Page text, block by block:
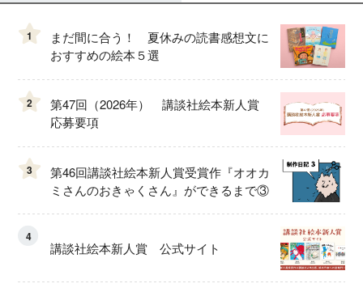
1
まだ間に合う！ 夏休みの読書感想文に
おすすめの絵本５選
2
第47回（2026年） 講談社絵本新人賞
応募要項
3
第46回講談社絵本新人賞受賞作『オオカ
ミさんのおきゃくさん』ができるまで③
4
講談社絵本新人賞 公式サイト